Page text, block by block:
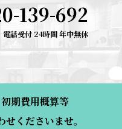
139-692
電話受付 24時間 年中無休
期費用概算等
くださいませ。